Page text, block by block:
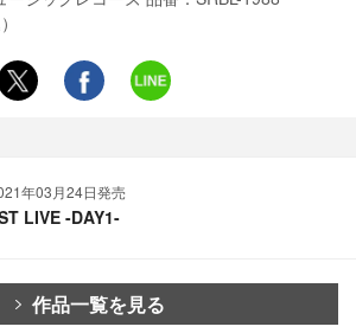
年03月24日発売
LIVE -DAY1-
作品一覧を見る